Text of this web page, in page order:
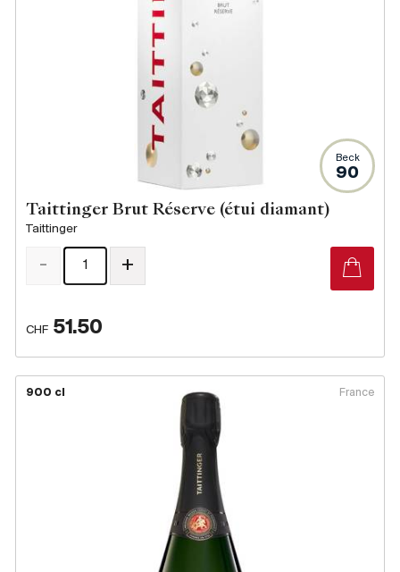
Beck
90
Taittinger Brut Réserve (étui diamant)
Taittinger
CHF 51.50
- +
900 cl France